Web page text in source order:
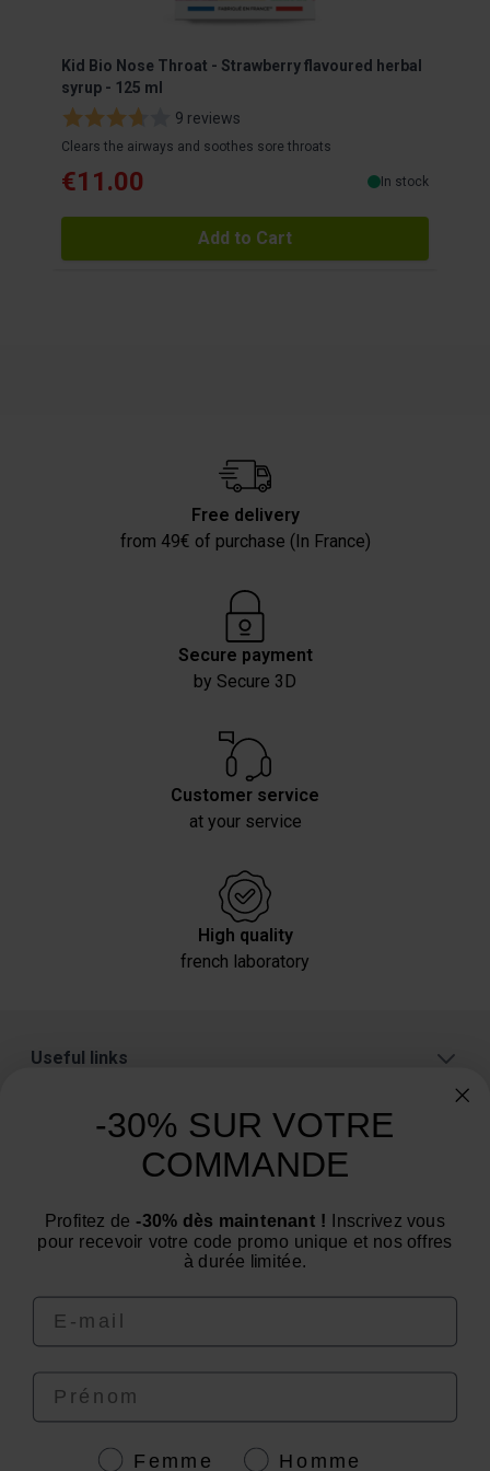
Kid Bio Nose Throat - Strawberry flavoured herbal
syrup - 125 ml
9 reviews
Clears the airways and soothes sore throats
€11.00 In stock
Add to Cart
Free delivery
from 49€ of purchase (In France)
Secure payment
by Secure 3D
Customer service
at your service
High quality
french laboratory
Useful links
We are at your service from Monday to Friday: from 9
am to 12 pm and from 2 pm to 4 pm
4.6/5
-30% SUR VOTRE
COMMANDE
Profitez de -30% dès maintenant ! Inscrivez vous
pour recevoir votre code promo unique et nos offres
à durée limitée.
Email
Prénom
GenreFemme Homme